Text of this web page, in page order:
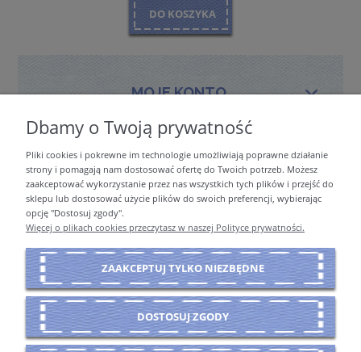
DO KOSZYKA
MOJE KONTO
PŁATNOŚCI I DOSTAWA
INFORMACJE
O NAS
POKAŻ PEŁNĄ WERSJĘ STRONY
Dbamy o Twoją prywatność
Pliki cookies i pokrewne im technologie umożliwiają poprawne działanie
strony i pomagają nam dostosować ofertę do Twoich potrzeb. Możesz
zaakceptować wykorzystanie przez nas wszystkich tych plików i przejść do
sklepu lub dostosować użycie plików do swoich preferencji, wybierając
opcję "Dostosuj zgody".
Więcej o plikach cookies przeczytasz w naszej Polityce prywatności.
ZAAKCEPTUJ TYLKO NIEZBĘDNE
DOSTOSUJ ZGODY